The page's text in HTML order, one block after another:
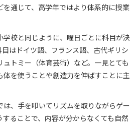
通じて、高学年ではより体系的に授業
学校と同じように、曜日ごとに科目が決
はドイツ語、フランス語、古代ギリシ
トミー（体育芸術）など。一見とても
を使うことや創造力を伸ばすことに主
は、手を叩いてリズムを取りながらゲー
ることで、内容が分からなくても自然